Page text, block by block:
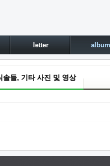
letter album
들, 기타 사진 및 영상